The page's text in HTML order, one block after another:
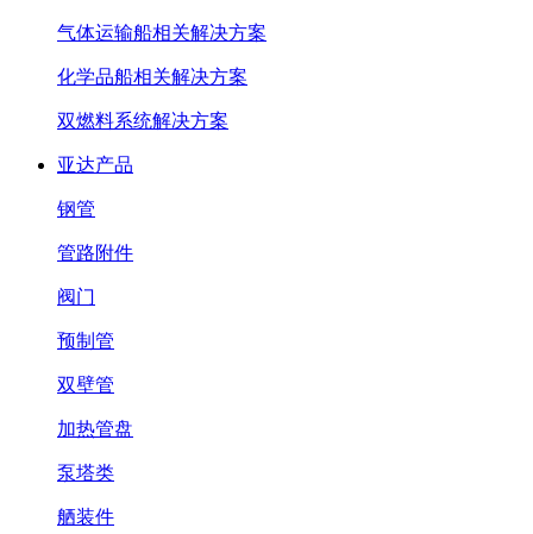
气体运输船相关解决方案
化学品船相关解决方案
双燃料系统解决方案
亚达产品
钢管
管路附件
阀门
预制管
双壁管
加热管盘
泵塔类
舾装件